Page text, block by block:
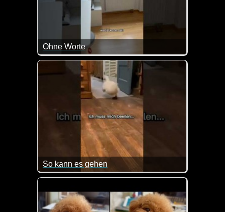
Ohne Worte
Hauptsache Alarm gemacht bis Frauchen kommt :-)
So kann es gehen
Vielleicht ist das dem ein oder anderen auch